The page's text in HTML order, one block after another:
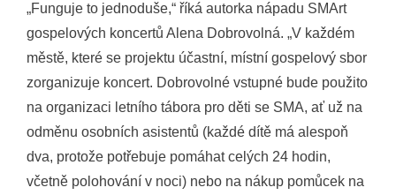
„Funguje to jednoduše,“ říká autorka nápadu SMArt
gospelových koncertů Alena Dobrovolná. „V každém
městě, které se projektu účastní, místní gospelový sbor
zorganizuje koncert. Dobrovolné vstupné bude použito
na organizaci letního tábora pro děti se SMA, ať už na
odměnu osobních asistentů (každé dítě má alespoň
dva, protože potřebuje pomáhat celých 24 hodin,
včetně polohování v noci) nebo na nákup pomůcek na